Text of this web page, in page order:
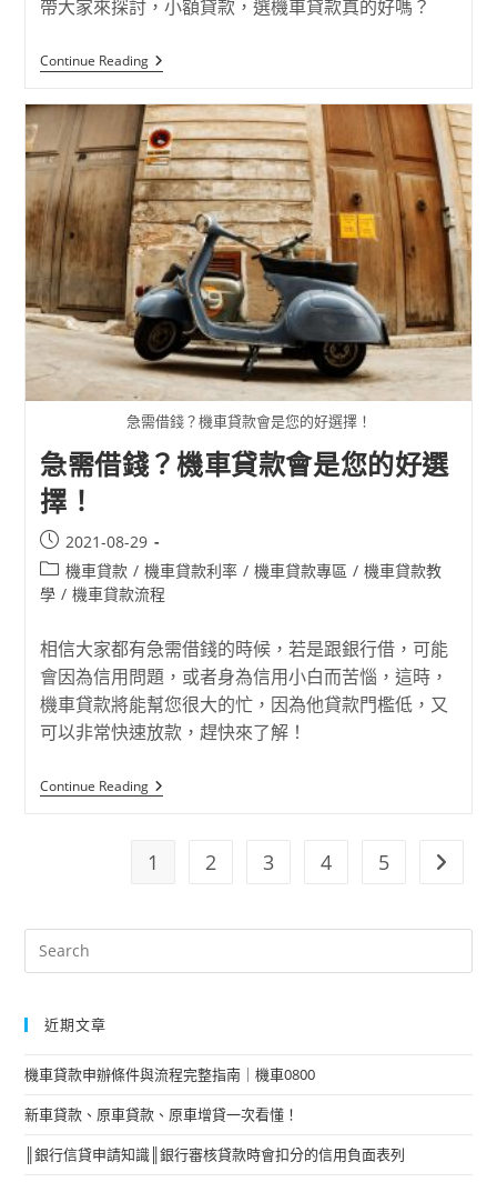
帶大家來探討，小額貸款，選機車貸款真的好嗎？
Continue Reading
急需借錢？機車貸款會是您的好選擇！
急需借錢？機車貸款會是您的好選
擇！
2021-08-29
機車貸款 / 機車貸款利率 / 機車貸款專區 / 機車貸款教
學 / 機車貸款流程
相信大家都有急需借錢的時候，若是跟銀行借，可能
會因為信用問題，或者身為信用小白而苦惱，這時，
機車貸款將能幫您很大的忙，因為他貸款門檻低，又
可以非常快速放款，趕快來了解！
Continue Reading
1 2 3 4 5
近期文章
機車貸款申辦條件與流程完整指南｜機車0800
新車貸款、原車貸款、原車增貸一次看懂！
║銀行信貸申請知識║銀行審核貸款時會扣分的信用負面表列